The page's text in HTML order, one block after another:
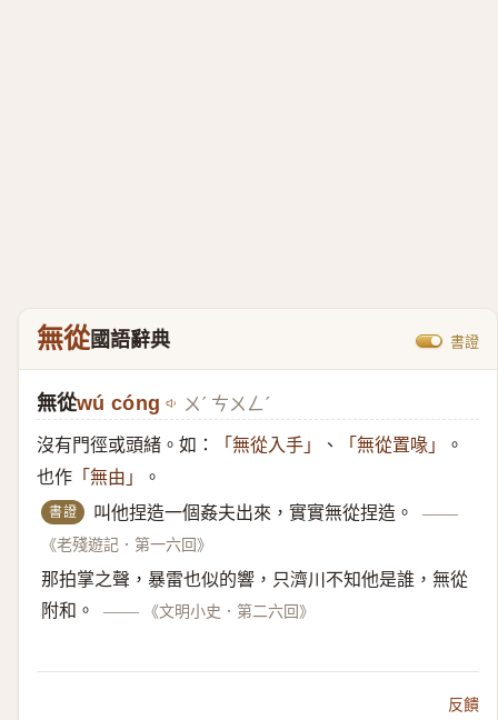
無從國語辭典 書證
無從wú cóng ㄨˊ ㄘㄨㄥˊ
沒有門徑或頭緒。如： 「無從入手」 、 「無從置喙」
。
也作 「無由」 。
書證 叫他捏造一個姦夫出來，實實無從捏造。 ——
《老殘遊記．第一六回》
那拍掌之聲，暴雷也似的響，只濟川不知他是誰，無從
附和。
—— 《文明小史．第二六回》
反饋